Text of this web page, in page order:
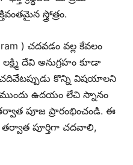
స్త్రోత్రం.
) చదవడం వల్ల కేవలం
దేవి అనుగ్రహం కూడా
చదివేటప్పుడు కొన్ని విషయాలని
ముందు ఉదయం లేచి స్నానం
పూజ ప్రారంభించండి. ఈ
తర్వాత పూర్తిగా చదవాలి,